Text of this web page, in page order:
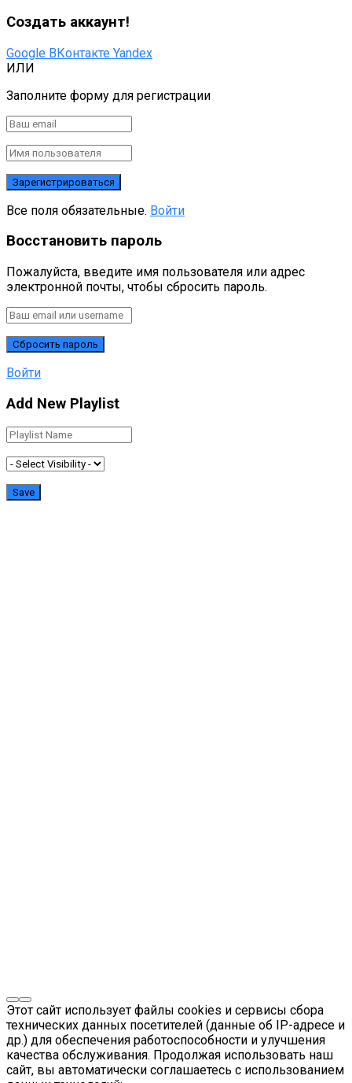
Создать аккаунт!
Google ВКонтакте Yandex
ИЛИ
Заполните форму для регистрации
Все поля обязательные. Войти
Восстановить пароль
Пожалуйста, введите имя пользователя или адрес
электронной почты, чтобы сбросить пароль.
Войти
Add New Playlist
Этот сайт использует файлы cookies и сервисы сбора
технических данных посетителей (данные об IP-адресе и
др.) для обеспечения работоспособности и улучшения
качества обслуживания. Продолжая использовать наш
сайт, вы автоматически соглашаетесь с использованием